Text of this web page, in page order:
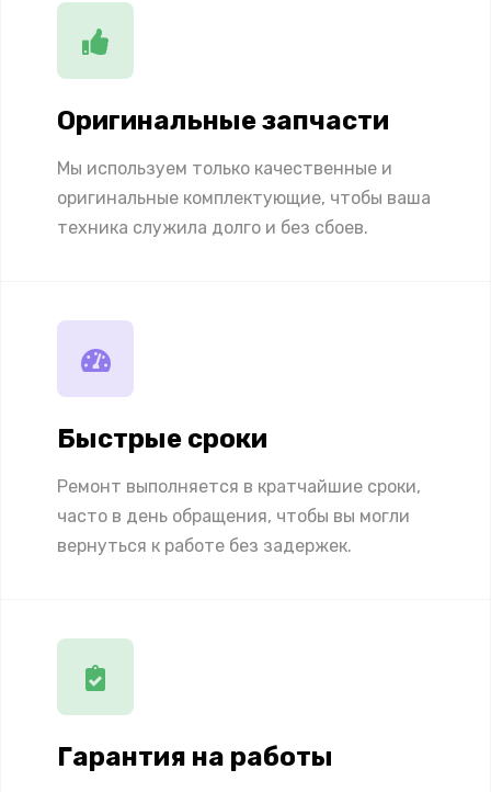
Оригинальные запчасти
Мы используем только качественные и
оригинальные комплектующие, чтобы ваша
техника служила долго и без сбоев.
Быстрые сроки
Ремонт выполняется в кратчайшие сроки,
часто в день обращения, чтобы вы могли
вернуться к работе без задержек.
Гарантия на работы